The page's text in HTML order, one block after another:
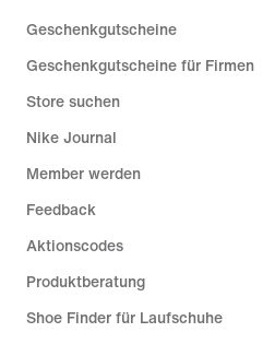
Geschenkgutscheine
Geschenkgutscheine für Firmen
Store suchen
Nike Journal
Member werden
Feedback
Aktionscodes
Produktberatung
Shoe Finder für Laufschuhe